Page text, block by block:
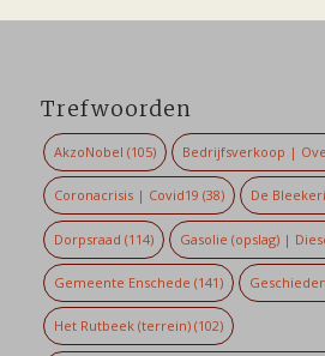
Trefwoorden
AkzoNobel (105) Bedrijfsverkoop |
Coronacrisis | Covid19 (38) De
Dorpsraad (114) Gasolie (opslag) |
Gemeente Enschede (141)
Het Rutbeek (terrein)(102)